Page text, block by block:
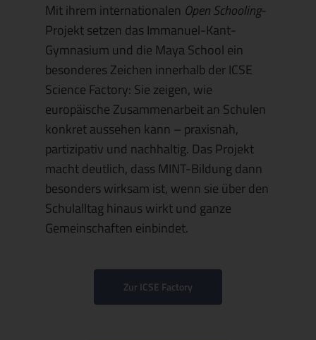
Mit ihrem internationalen Open Schooling-
Projekt setzen das Immanuel-Kant-
Gymnasium und die Maya School ein
besonderes Zeichen innerhalb der ICSE
Science Factory: Sie zeigen, wie
europäische Zusammenarbeit an Schulen
konkret aussehen kann – praxisnah,
partizipativ und nachhaltig. Das Projekt
macht deutlich, dass MINT-Bildung dann
besonders wirksam ist, wenn sie über den
Schulalltag hinaus wirkt und ganze
Gemeinschaften einbindet.
Zur ICSE Factory